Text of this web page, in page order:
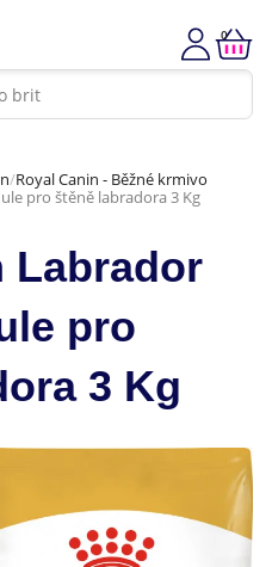
0
Royal Canin - Běžné krmivo
pro štěně labradora 3 Kg
Labrador
pro
3 Kg